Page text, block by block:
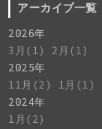
アーカイブ一覧
2026年
3月(1)
2月(1)
2025年
11月(2)
1月(1)
2024年
1月(2)